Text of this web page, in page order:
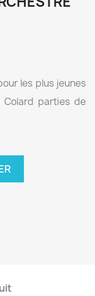
les plus jeunes
Colard parties de